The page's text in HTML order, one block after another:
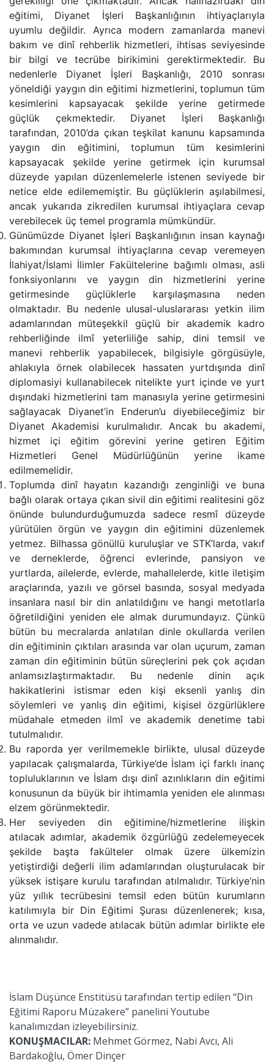
eğitimi, Diyanet İşleri Başkanlığının ihtiyaçlarıyla
uyumlu değildir. Ayrıca modern zamanlarda manevi
bakım ve dinî rehberlik hizmetleri, ihtisas seviyesinde
bir bilgi ve tecrübe birikimini gerektirmektedir. Bu
nedenlerle Diyanet İşleri Başkanlığı, 2010 sonrası
yöneldiği yaygın din eğitimi hizmetlerini, toplumun tüm
kesimlerini kapsayacak şekilde yerine getirmede
güçlük çekmektedir. Diyanet İşleri Başkanlığı
tarafından, 2010’da çıkan teşkilat kanunu kapsamında
yaygın din eğitimini, toplumun tüm kesimlerini
kapsayacak şekilde yerine getirmek için kurumsal
düzeyde yapılan düzenlemelerle istenen seviyede bir
netice elde edilememiştir. Bu güçlüklerin aşılabilmesi,
ancak yukarıda zikredilen kurumsal ihtiyaçlara cevap
verebilecek üç temel programla mümkündür.
Günümüzde Diyanet İşleri Başkanlığının insan kaynağı
bakımından kurumsal ihtiyaçlarına cevap veremeyen
İlahiyat/İslami İlimler Fakültelerine bağımlı olması, asli
fonksiyonlarını ve yaygın din hizmetlerini yerine
getirmesinde güçlüklerle karşılaşmasına neden
olmaktadır. Bu nedenle ulusal-uluslararası yetkin ilim
adamlarından müteşekkil güçlü bir akademik kadro
rehberliğinde ilmî yeterliliğe sahip, dini temsil ve
manevi rehberlik yapabilecek, bilgisiyle görgüsüyle,
ahlakıyla örnek olabilecek hassaten yurtdışında dinî
diplomasiyi kullanabilecek nitelikte yurt içinde ve yurt
dışındaki hizmetlerini tam manasıyla yerine getirmesini
sağlayacak Diyanet’in Enderun’u diyebileceğimiz bir
Diyanet Akademisi kurulmalıdır. Ancak bu akademi,
hizmet içi eğitim görevini yerine getiren Eğitim
Hizmetleri Genel Müdürlüğünün yerine ikame
edilmemelidir.
Toplumda dinî hayatın kazandığı zenginliği ve buna
bağlı olarak ortaya çıkan sivil din eğitimi realitesini göz
önünde bulundurduğumuzda sadece resmî düzeyde
yürütülen örgün ve yaygın din eğitimini düzenlemek
yetmez. Bilhassa gönüllü kuruluşlar ve STK’larda, vakıf
ve derneklerde, öğrenci evlerinde, pansiyon ve
yurtlarda, ailelerde, evlerde, mahallelerde, kitle iletişim
araçlarında, yazılı ve görsel basında, sosyal medyada
insanlara nasıl bir din anlatıldığını ve hangi metotlarla
öğretildiğini yeniden ele almak durumundayız. Çünkü
bütün bu mecralarda anlatılan dinle okullarda verilen
din eğitiminin çıktıları arasında var olan uçurum, zaman
zaman din eğitiminin bütün süreçlerini pek çok açıdan
anlamsızlaştırmaktadır. Bu nedenle dinin açık
hakikatlerini istismar eden kişi eksenli yanlış din
söylemleri ve yanlış din eğitimi, kişisel özgürlüklere
müdahale etmeden ilmî ve akademik denetime tabi
tutulmalıdır.
Bu raporda yer verilmemekle birlikte, ulusal düzeyde
yapılacak çalışmalarda, Türkiye’de İslam içi farklı inanç
topluluklarının ve İslam dışı dinî azınlıkların din eğitimi
konusunun da büyük bir ihtimamla yeniden ele alınması
elzem görünmektedir.
Her seviyeden din eğitimine/hizmetlerine ilişkin
atılacak adımlar, akademik özgürlüğü zedelemeyecek
şekilde başta fakülteler olmak üzere ülkemizin
yetiştirdiği değerli ilim adamlarından oluşturulacak bir
yüksek istişare kurulu tarafından atılmalıdır. Türkiye’nin
yüz yıllık tecrübesini temsil eden bütün kurumların
katılımıyla bir Din Eğitimi Şurası düzenlenerek; kısa,
orta ve uzun vadede atılacak bütün adımlar birlikte ele
alınmalıdır.
İslam Düşünce Enstitüsü tarafından tertip edilen “Din
Eğitimi Raporu Müzakere” panelini Youtube
kanalımızdan izleyebilirsiniz.
KONUŞMACILAR: Mehmet Görmez, Nabi Avcı, Ali
Bardakoğlu, Ömer Dinçer